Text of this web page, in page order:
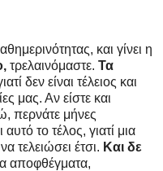
και γίνει η
τρελαινόμαστε. Τα
δεν είναι τέλειος και
μας. Αν είστε και
περνάτε μήνες
το τέλος, γιατί μια
τελειώσει έτσι. Και δε
αποφθέγματα,